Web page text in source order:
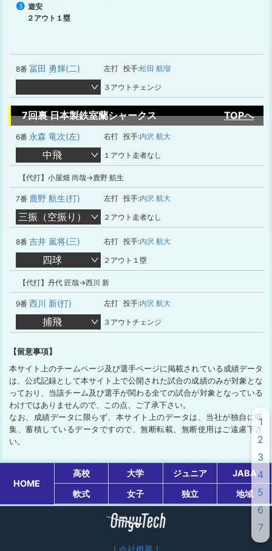
3
遊安
２アウト１塁
8番 冨田 勇輝(二) 左打 投手:松田 航瑠
３アウトチェンジ
7回裏 日本製鉄室蘭シャークス TOPへ
6番 永森 竜次(左) 右打 投手:内沢 航大
中飛 １アウト走者なし
【代打】小屋畑 尚哉→鹿野 航生
7番 鹿野 航生(打) 左打 投手:内沢 航大
三振（空振り） ２アウト走者なし
8番 吉井 嵐将(三) 右打 投手:内沢 航大
四球 ２アウト１塁
【代打】丹代 匠哉→西川 新
9番 西川 新(打) 左打 投手:内沢 航大
捕飛 ３アウトチェンジ
【留意事項】
本サイト上のチームページ及び選手ページに掲載されている成績データ
は、公式記録として本サイト上で公開された試合の成績のみが対象とな
っており、当該チーム及び選手が関わる全ての試合が対象となっている
わけではありませんので、この点、ご了承下さい。
なお、成績データに限らず、本サイト上のデータは、当社が独自に収
集、蓄積しているデータですので、無断転載、無断使用はご遠慮下さ
い。
HOME
高校 大学 ジュニア
JABA
軟式
女子 独立 地域
1
2
3
4
5
6
7